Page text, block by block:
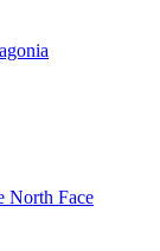
North Face